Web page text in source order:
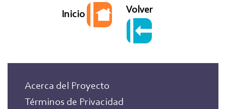
Villanueva
Inicio Volver
Acerca del Proyecto
Términos de Privacidad